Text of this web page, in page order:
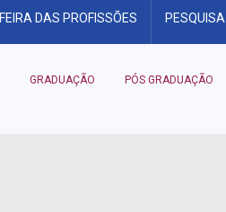
FEIRA DAS PROFISSÕES
GRADUAÇÃO PÓS GRADUAÇÃO